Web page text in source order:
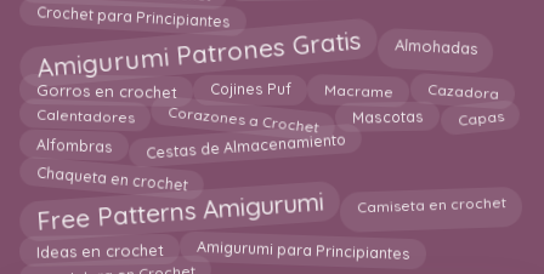
Crochet para Principiantes
Amigurumi Patrones Gratis Almohadas
Gorros en crochet Cojines Puf Macrame Cazadora
Calentadores Corazones a Crochet Mascotas Capas
Alfombras Cestas de Almacenamiento
Chaqueta en crochet
Free Patterns Amigurumi Camiseta en crochet
Ideas en crochet Amigurumi para Principiantes